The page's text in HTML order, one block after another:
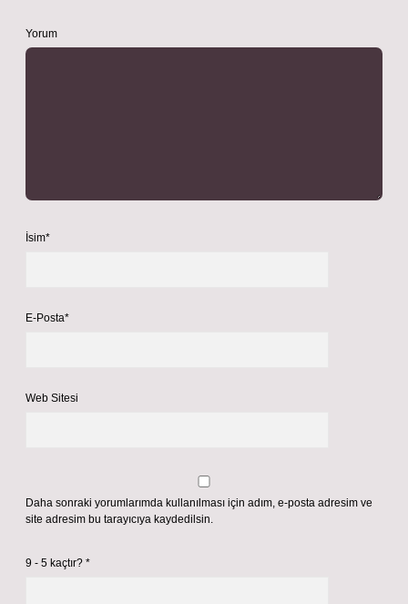
Yorum
İsim*
E-Posta*
Web Sitesi
Daha sonraki yorumlarımda kullanılması için adım, e-posta adresim ve
site adresim bu tarayıcıya kaydedilsin.
9 - 5 kaçtır? *